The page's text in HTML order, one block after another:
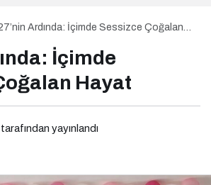
Ardında: İçimde Sessizce Çoğalan
İçimde
Hayat
tarafından yayınlandı